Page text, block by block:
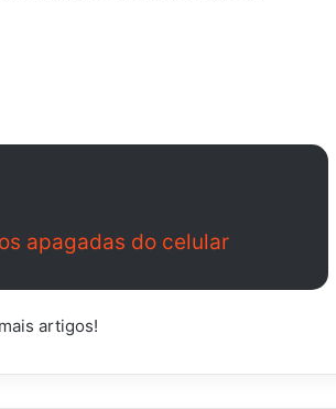
apagadas do celular
artigos!